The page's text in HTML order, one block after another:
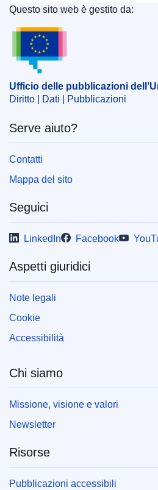
dell’Unione europea)
Argomento:
marchio UE
CELEX : 62017CN0668
OJ : JOC_2018_083_R_0016
IMMC : PV-C-0668-2017
Ufficio delle pubblicazioni
Questo sito web è gestito da:
Ufficio delle pubblicazioni
Diritto | Dati | Pubblicazioni
Serve aiuto?
Contatti
Mappa del sito
Seguici
LinkedIn Facebook
Aspetti giuridici
Note legali
Cookie
Accessibilità
Chi siamo
Missione, visione e valori
Newsletter
Risorse
Pubblicazioni accessibili